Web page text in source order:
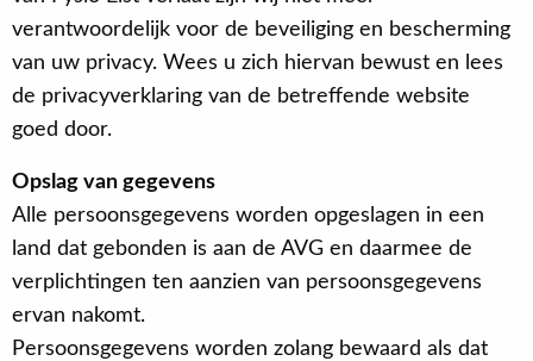
verantwoordelijk voor de beveiliging en bescherming
van uw privacy. Wees u zich hiervan bewust en lees
de privacyverklaring van de betreffende website
goed door.
Opslag van gegevens
Alle persoonsgegevens worden opgeslagen in een
land dat gebonden is aan de AVG en daarmee de
verplichtingen ten aanzien van persoonsgegevens
ervan nakomt.
Persoonsgegevens worden zolang bewaard als dat